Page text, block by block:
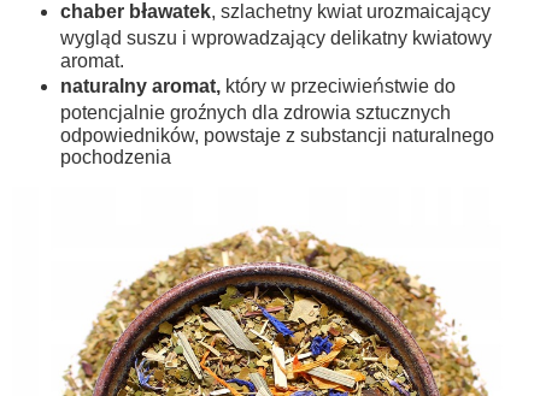
chaber bławatek, szlachetny kwiat urozmaicający
wygląd suszu i wprowadzający delikatny kwiatowy
aromat.
naturalny aromat, który w przeciwieństwie do
potencjalnie groźnych dla zdrowia sztucznych
odpowiedników, powstaje z substancji naturalnego
pochodzenia